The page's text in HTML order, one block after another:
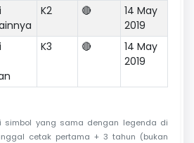
K2 🔴
14 May
2019
K3 🔴
14 May
2019
simbol yang sama dengan legenda di
cetak pertama + 3 tahun (bukan